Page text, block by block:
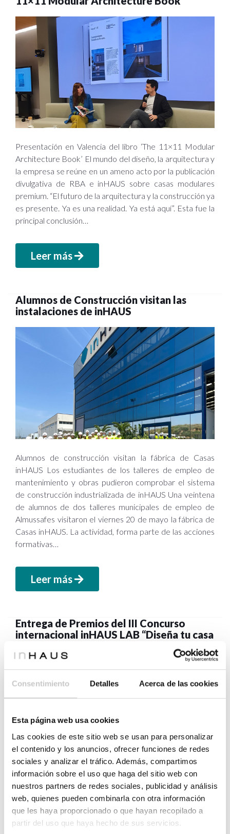
Consentimiento Detalles Acerca de las cookies
Esta página web usa cookies
Las cookies de este sitio web se usan para personalizar
el contenido y los anuncios, ofrecer funciones de redes
sociales y analizar el tráfico. Además, compartimos
información sobre el uso que haga del sitio web con
nuestros partners de redes sociales, publicidad y análisis
web, quienes pueden combinarla con otra información
que les haya proporcionado o que hayan recopilado a
partir del uso que haya hecho de sus servicios.
Presentación en Valencia del libro ‘The 11×11 Modular
Architecture Book’ El mundo del diseño, la arquitectura y
la empresa se reúne en un ameno acto por la publicación
divulgativa de RBA e inHAUS sobre casas modulares
premium. “El futuro de la arquitectura y la construcción ya
es presente. Ya es una realidad. Ya está aquí”. Esta fue la
principal conclusión…
Leer más
Alumnos de Construcción visitan las
instalaciones de inHAUS
Alumnos de construcción visitan la fábrica de Casas
inHAUS Los estudiantes de los talleres de empleo de
mantenimiento y obras pudieron comprobar el sistema
de construcción industrializada de inHAUS Una veintena
de alumnos de dos talleres municipales de empleo de
Almussafes visitaron el viernes 20 de mayo la fábrica de
Casas inHAUS. La actividad, forma parte de las acciones
formativas…
Leer más
Entrega de Premios del III Concurso
internacional inHAUS LAB “Diseña tu casa
modular” para estudiantes y jóvenes
profesionales.
Entrega de Premios III Concurso Internacional inHAUS
LAB “Diseña tu casa modular”. 24 de Febrero 2020 en
Cosentino City de Madrid INSTANTÁNEA DEL